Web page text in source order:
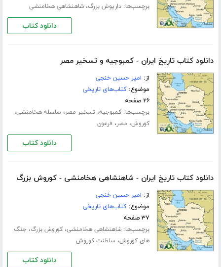
برچسب‌ها:داریوش بزرگ،شاهنشاهی هخامنشی
دانلود کتاب
دانلود کتاب تاریخ ایران - کمبوجیه و تسخیر مصر
از: امیر حسین خنجی
موضوع:کتاب‌های تاریخی
۲۶ صفحه
برچسب‌ها:کمبوجیه، تسخیر مصر، سلسله هخامنشی،
کوروش، مصر، فرعون
دانلود کتاب
دانلود کتاب تاریخ ایران - شاهنشاهی هخامنشی - کوروش بزرگ
از: امیر حسین خنجی
موضوع:کتاب‌های تاریخی
۳۷ صفحه
برچسب‌ها:شاهنشاهی هخامنشی،کوروش بزرگ، جنگ
های کوروش، سلطنت کوروش
دانلود کتاب